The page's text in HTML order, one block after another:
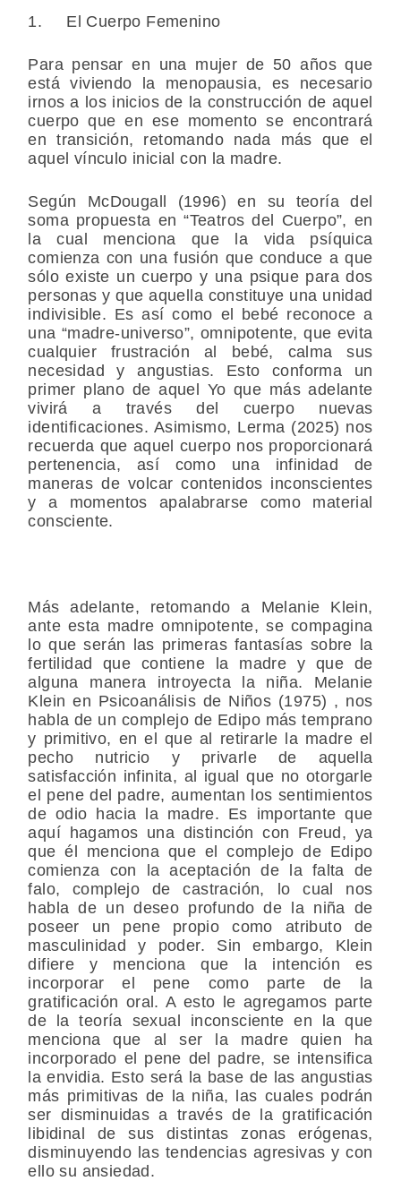
1. El Cuerpo Femenino
Para pensar en una mujer de 50 años que
está viviendo la menopausia, es necesario
irnos a los inicios de la construcción de aquel
cuerpo que en ese momento se encontrará
en transición, retomando nada más que el
aquel vínculo inicial con la madre.
Según McDougall (1996) en su teoría del
soma propuesta en “Teatros del Cuerpo”, en
la cual menciona que la vida psíquica
comienza con una fusión que conduce a que
sólo existe un cuerpo y una psique para dos
personas y que aquella constituye una unidad
indivisible. Es así como el bebé reconoce a
una “madre-universo”, omnipotente, que evita
cualquier frustración al bebé, calma sus
necesidad y angustias. Esto conforma un
primer plano de aquel Yo que más adelante
vivirá a través del cuerpo nuevas
identificaciones. Asimismo, Lerma (2025) nos
recuerda que aquel cuerpo nos proporcionará
pertenencia, así como una infinidad de
maneras de volcar contenidos inconscientes
y a momentos apalabrarse como material
consciente.
Más adelante, retomando a Melanie Klein,
ante esta madre omnipotente, se compagina
lo que serán las primeras fantasías sobre la
fertilidad que contiene la madre y que de
alguna manera introyecta la niña. Melanie
Klein en Psicoanálisis de Niños (1975) , nos
habla de un complejo de Edipo más temprano
y primitivo, en el que al retirarle la madre el
pecho nutricio y privarle de aquella
satisfacción infinita, al igual que no otorgarle
el pene del padre, aumentan los sentimientos
de odio hacia la madre. Es importante que
aquí hagamos una distinción con Freud, ya
que él menciona que el complejo de Edipo
comienza con la aceptación de la falta de
falo, complejo de castración, lo cual nos
habla de un deseo profundo de la niña de
poseer un pene propio como atributo de
masculinidad y poder. Sin embargo, Klein
difiere y menciona que la intención es
incorporar el pene como parte de la
gratificación oral. A esto le agregamos parte
de la teoría sexual inconsciente en la que
menciona que al ser la madre quien ha
incorporado el pene del padre, se intensifica
la envidia. Esto será la base de las angustias
más primitivas de la niña, las cuales podrán
ser disminuidas a través de la gratificación
libidinal de sus distintas zonas erógenas,
disminuyendo las tendencias agresivas y con
ello su ansiedad.